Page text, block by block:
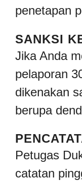
penetapan
SANKSI
Jika Anda
pelaporan
dikenakan
berupa
Petugas
catatan